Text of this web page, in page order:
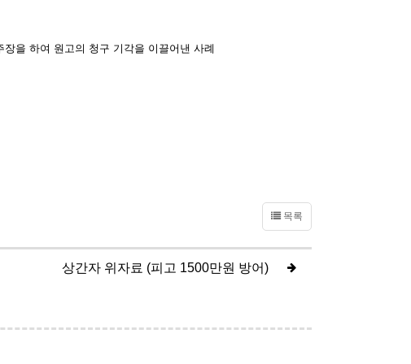
을 하여 원고의 청구 기각을 이끌어낸 사례
목록
상간자 위자료 (피고 1500만원 방어)